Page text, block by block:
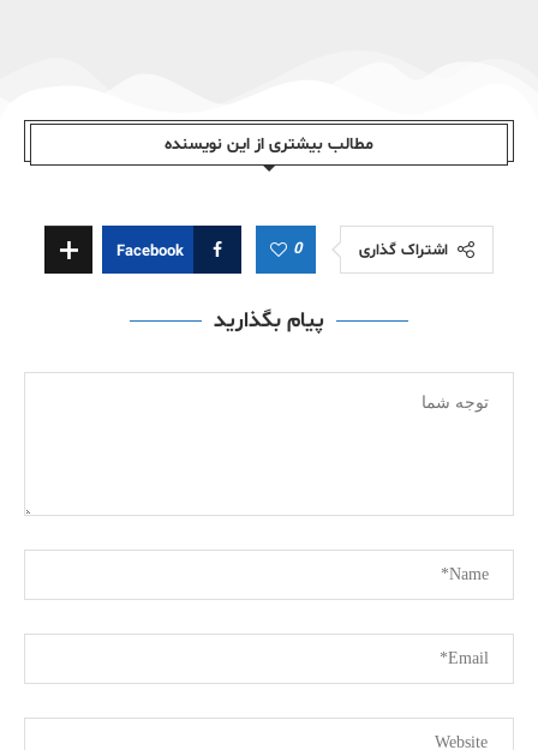
مطالب بیشتری از این نویسندە
اشتراک گذاری 0
Facebook
پیام بگذارید